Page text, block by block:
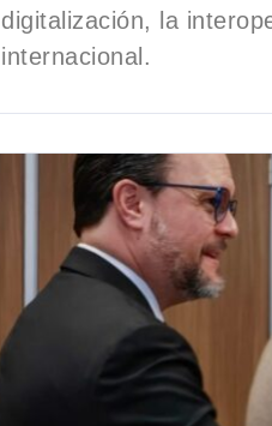
digitalización, la
internacional.